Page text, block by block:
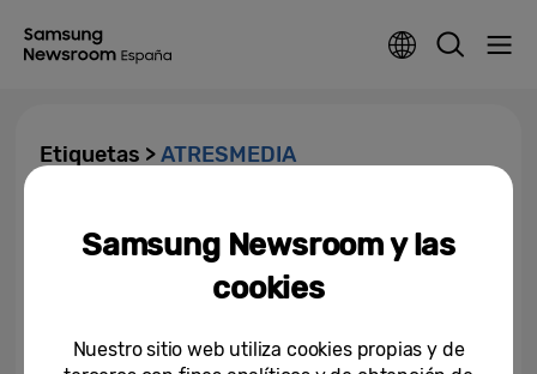
Etiquetas >ATRESMEDIA
ya están accesibles a través de
‘Universal Guide’, la guía de...
Samsung Newsroom y las
cookies
Nuestro sitio web utiliza cookies propias y de